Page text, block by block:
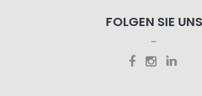
FOLGEN SIE UNS